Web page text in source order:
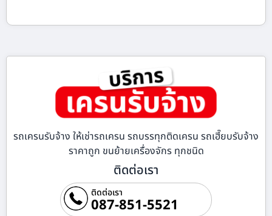
รถเครนรับจ้าง ให้เช่ารถเครน รถบรรทุกติดเครน รถเฮี๊ยบรับจ้าง
ราคาถูก ขนย้ายเครื่องจักร ทุกชนิด
ติดต่อเรา
ติดต่อเรา
087-851-5521